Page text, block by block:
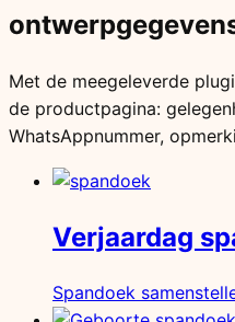
Met de meegeleverde
de productpagina:
WhatsAppnummer,
Verjaardag
Spandoek